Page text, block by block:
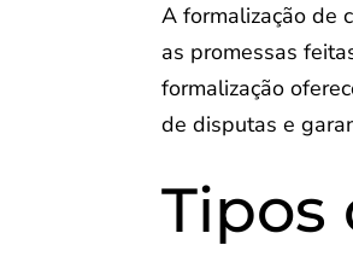
A formalização de
as promessas
formalização
de disputas e
Tipos